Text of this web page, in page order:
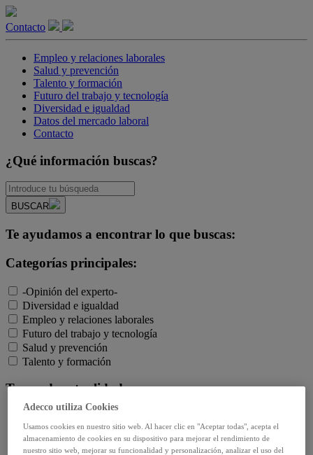
Contacto
Empleo y relaciones laborales
Salud y prevención
Talento y formación
Futuro del trabajo y tecnología
Diversidad e igualdad
Datos del mercado laboral
Contacto
¿Qué información buscas?
BUSCAR
Te ayudamos a encontrar lo que buscas:
Categorías principales:
-Opinión del experto-
Diversidad e igualdad
Empleo y relaciones laborales
Futuro del trabajo y tecnología
Salud y prevención
Talento y formación
Temas de actualidad:
Reskilling y upskilling
Salud emocional y post-pandemia
Adecco utiliza Cookies
Usamos cookies en nuestro sitio web. Al hacer clic en "Aceptar todas", acepta el
almacenamiento de cookies en su dispositivo para mejorar el rendimiento de
nuestro sitio web, mejorar su funcionalidad y personalización, analizar el uso del